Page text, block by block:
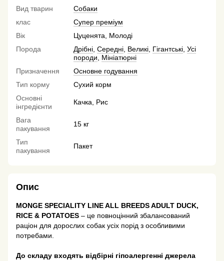
Вид тварин
Собаки
клас
Супер преміум
Вік
Цуценята, Молоді
Порода
Дрібні Середні Великі Гігантські Усі
породи
Мініатюрні
Призначення
Основне годування
Тип корму
Сухий корм
Основні
інгредієнти
Качка, Рис
Вага
пакування
15 кг
Тип
пакування
Пакет
Опис
MONGE SPECIALITY LINE ALL BREEDS ADULT DUCK,
RICE & POTATOES – це повноцінний збалансований
раціон для дорослих собак усіх порід з особливими
потребами.
До складу входять відбірні гіпоалергенні джерела